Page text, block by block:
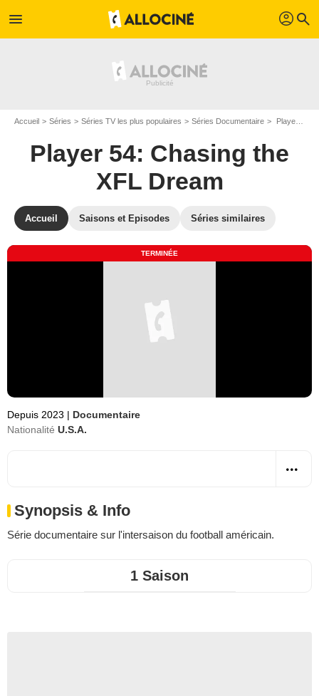
menu profil search
Accueil Séries Séries TV les plus populaires Séries Documentaire Player 54: Chasing the XFL Dream
Player 54: Chasing the
XFL Dream
Accueil Saisons et Episodes Séries similaires
TERMINÉE
Depuis 2023 | Documentaire
Nationalité U.S.A.
Synopsis & Info
Série documentaire sur l'intersaison du football américain.
1 Saison